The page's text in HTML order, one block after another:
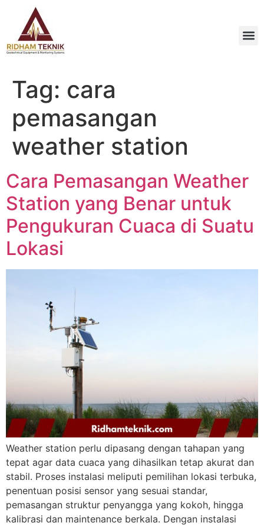
Tag: cara
pemasangan
weather station
Cara Pemasangan Weather
Station yang Benar untuk
Pengukuran Cuaca di Suatu
Lokasi
Weather station perlu dipasang dengan tahapan yang
tepat agar data cuaca yang dihasilkan tetap akurat dan
stabil. Proses instalasi meliputi pemilihan lokasi terbuka,
penentuan posisi sensor yang sesuai standar,
pemasangan struktur penyangga yang kokoh, hingga
kalibrasi dan maintenance berkala. Dengan instalasi